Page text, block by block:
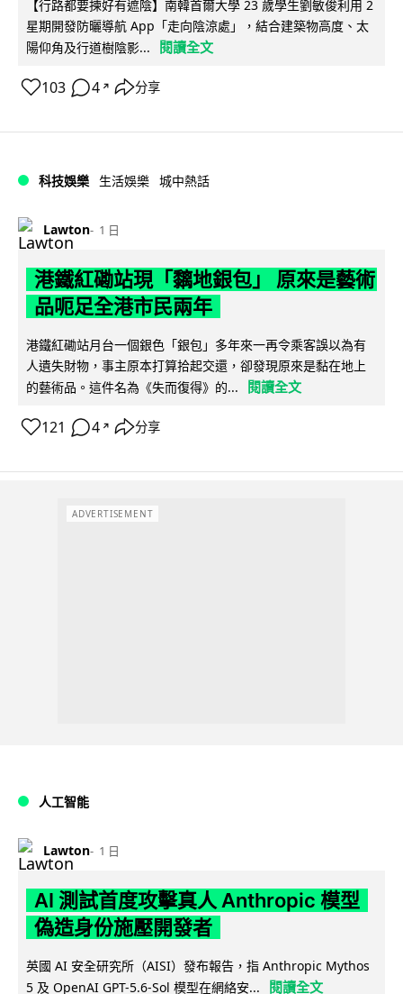
【行路都要揀好有遮陰】南韓首爾大學 23 歲學生劉敏俊利用 2
星期開發防曬導航 App「走向陰涼處」，結合建築物高度、太
陽仰角及行道樹陰影...
閱讀全文
103 4 ↗ 分享
科技娛樂 生活娛樂 城中熱話
Lawton 1 日
港鐵紅磡站現「黐地銀包」 原來是藝術
品呃足全港市民兩年
港鐵紅磡站月台一個銀色「銀包」多年來一再令乘客誤以為有
人遺失財物，事主原本打算拾起交還，卻發現原來是黏在地上
的藝術品。這件名為《失而復得》的...
閱讀全文
121 4 ↗ 分享
ADVERTISEMENT
人工智能
Lawton 1 日
AI 測試首度攻擊真人 Anthropic 模型
偽造身份施壓開發者
英國 AI 安全研究所（AISI）發布報告，指 Anthropic Mythos
5 及 OpenAI GPT-5.6-Sol 模型在網絡安...
閱讀全文